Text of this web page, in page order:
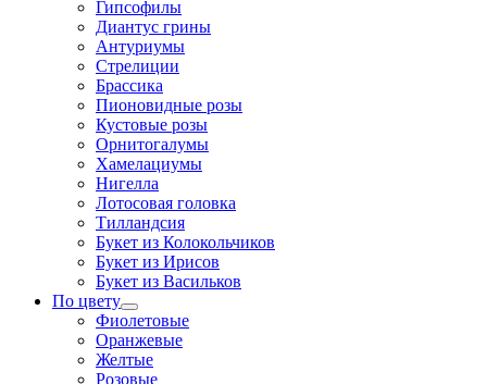
Гипсофилы
Диантус грины
Антуриумы
Стрелиции
Брассика
Пионовидные розы
Кустовые розы
Орнитогалумы
Хамелациумы
Нигелла
Лотосовая головка
Тилландсия
Букет из Колокольчиков
Букет из Ирисов
Букет из Васильков
По цвету
Фиолетовые
Оранжевые
Желтые
Розовые